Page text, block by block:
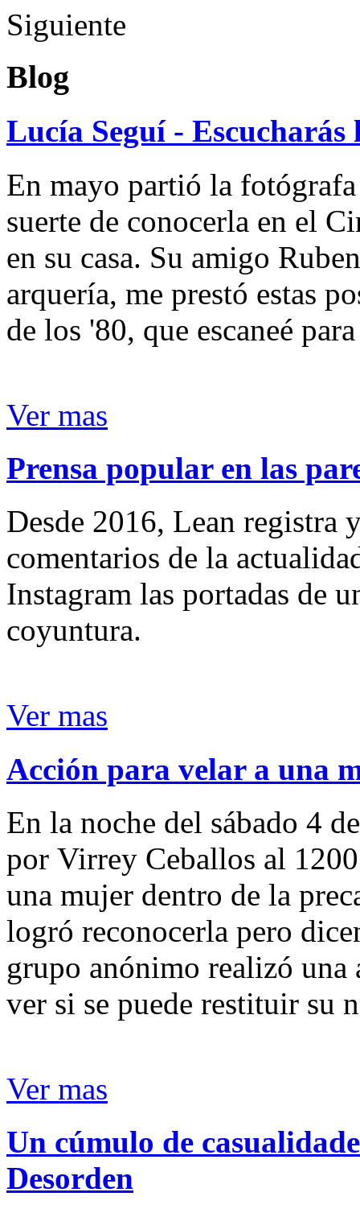
Siguiente
Blog
Lucía Seguí - Escucharás
En mayo partió la
suerte de conocerla en el
en su casa. Su amigo
arquería, me prestó estas
de los '80, que escaneé
Ver mas
Prensa popular en las
Desde 2016, Lean registra
comentarios de la
Instagram las portadas de
coyuntura.
Ver mas
Acción para velar a una
En la noche del sábado 4
por Virrey Ceballos al
una mujer dentro de la
logró reconocerla pero
grupo anónimo realizó
ver si se puede restituir su
Ver mas
Un cúmulo de
Desorden